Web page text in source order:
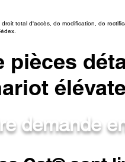
total d'accès, de modification, de
pièces
demande